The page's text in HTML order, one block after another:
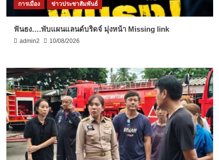
การเมือง ข่าวประชาสัมพันธ์
ฟันธง….พับแผนแลนด์บริดจ์ มุ่งหน้า Missing link
admin2 10/08/2026